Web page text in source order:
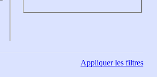
Appliquerles filtres